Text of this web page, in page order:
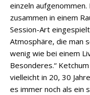
einzeln
zusammen in einem
Session-Art
Atmosphäre, die man
wenig wie bei einem
Besonderes.“
vielleicht in 20, 30
es immer noch als ein